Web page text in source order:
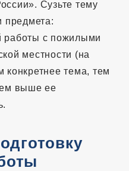
Сузьте тему
предмета:
работы с пожилыми
местности (на
тема, тем
выше ее